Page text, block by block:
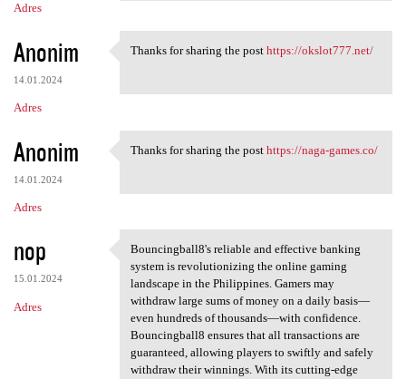
Adres
Anonim
14.01.2024
Adres
Thanks for sharing the post
Thanks for sharing the post https://okslot777.net/
Anonim
14.01.2024
Adres
Thanks for sharing the post
Thanks for sharing the post https://naga-games.co/
nop
15.01.2024
Adres
Bouncingball8's reliable and
Bouncingball8's reliable and effective banking
system is revolutionizing the online gaming
landscape in the Philippines. Gamers may
withdraw large sums of money on a daily basis—
even hundreds of thousands—with confidence.
Bouncingball8 ensures that all transactions are
guaranteed, allowing players to swiftly and safely
withdraw their winnings. With its cutting-edge